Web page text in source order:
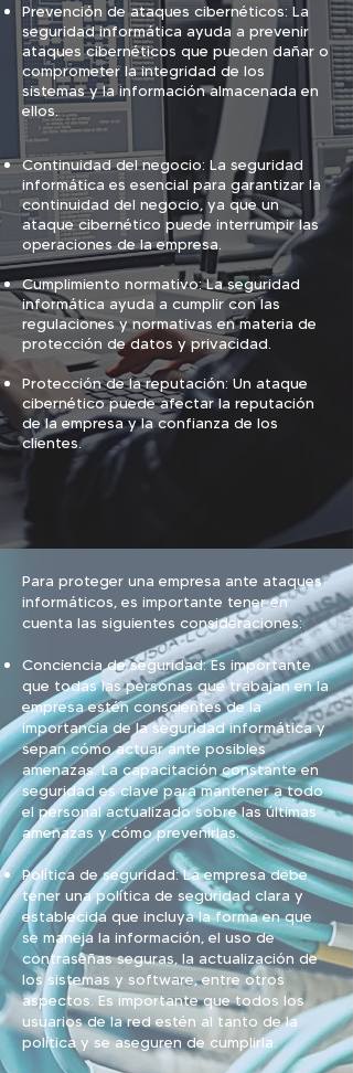
Prevención de ataques cibernéticos: La
seguridad informática ayuda a prevenir
ataques cibernéticos que pueden dañar o
comprometer la integridad de los
sistemas y la información almacenada en
ellos.
Continuidad del negocio: La seguridad
informática es esencial para garantizar la
continuidad del negocio, ya que un
ataque cibernético puede interrumpir las
operaciones de la empresa.
Cumplimiento normativo: La seguridad
informática ayuda a cumplir con las
regulaciones y normativas en materia de
protección de datos y privacidad.
Protección de la reputación: Un ataque
cibernético puede afectar la reputación
de la empresa y la confianza de los
clientes.
Para proteger una empresa ante ataques
informáticos, es importante tener en
cuenta las siguientes consideraciones:
Conciencia de seguridad: Es importante
que todas las personas que trabajan en la
empresa estén conscientes de la
importancia de la seguridad informática y
sepancómo actuar ante posibles
amenazas. La capacitación constante en
seguridad es clave para mantener a todo
el personal actualizado sobre las últimas
amenazas y cómo prevenirlas.
Política de seguridad: La empresa debe
tener una política de seguridad clara y
establecida que incluya la forma en que
se maneja la información, el uso de
contraseñas seguras, la actualización de
los sistemas y software, entre otros
aspectos. Es importante que todos los
usuarios de la red estén al tanto de la
política y se aseguren de cumplirla.